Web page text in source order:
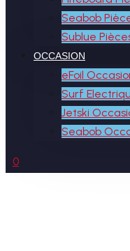
Seabob
Sublue
OCCASION
eFoil
Surf
Jetski
Seabob
0